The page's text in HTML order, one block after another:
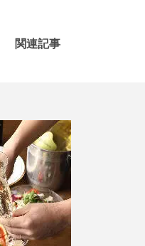
関連記事